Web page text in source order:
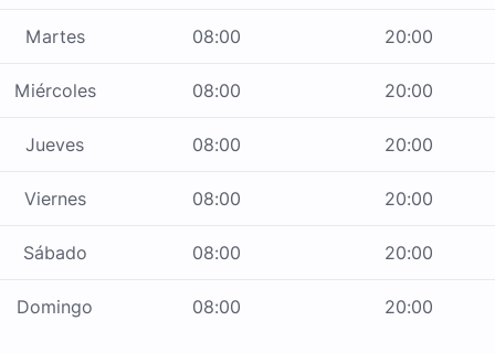
Martes 08:00 20:00
Miércoles 08:00 20:00
Jueves 08:00 20:00
Viernes 08:00 20:00
Sábado 08:00 20:00
Domingo 08:00 20:00